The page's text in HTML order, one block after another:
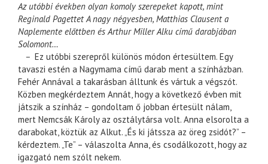
Az utóbbi években olyan komoly szerepeket kapott, mint
Reginald Pagettet A nagy négyesben, Matthias Clausent a
Naplemente előttben és Arthur Miller Alku című darabjában
Solomont…
– Ez utóbbi szerepről különös módon értesültem. Egy
tavaszi estén a Nagymama című darab ment a színházban.
Fehér Annával a takarásban álltunk és vártuk a végszót.
Közben megkérdeztem Annát, hogy a következő évben mit
játszik a színház – gondoltam ő jobban értesült nálam,
mert Nemcsák Károly az osztálytársa volt. Anna elsorolta a
darabokat, köztük az Alkut. „És ki játssza az öreg zsidót?” –
kérdeztem. „Te” – válaszolta Anna, és csodálkozott, hogy az
igazgató nem szólt nekem.